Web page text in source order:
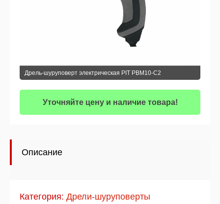
Дрель-шуруповерт электрическая PIT РВМ10-С2
Уточняйте цену и наличие товара!
Описание
Категория: Дрели-шуруповерты